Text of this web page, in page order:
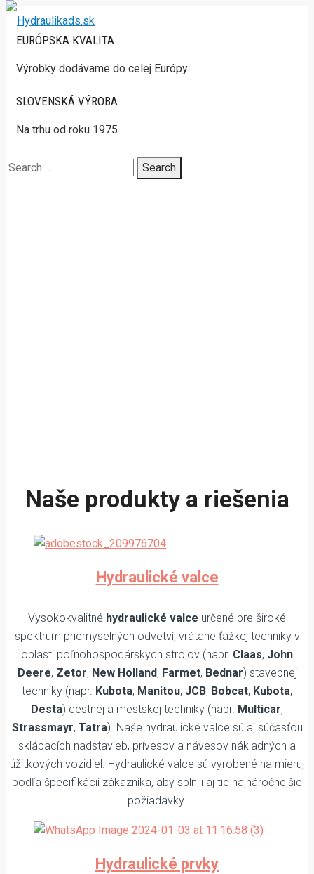
EURÓPSKA KVALITA
Výrobky dodávame do celej Európy
SLOVENSKÁ VÝROBA
Na trhu od roku 1975
Search
Naše produkty a riešenia
Hydraulické valce
Vysokokvalitné hydraulické valce určené pre široké
spektrum priemyselných odvetví, vrátane ťažkej techniky v
oblasti poľnohospodárskych strojov (napr. Claas, John
Deere, Zetor, New Holland, Farmet, Bednar) stavebnej
techniky (napr. Kubota, Manitou, JCB, Bobcat, Kubota,
Desta) cestnej a mestskej techniky (napr. Multicar,
Strassmayr, Tatra). Naše hydraulické valce sú aj súčasťou
sklápacích nadstavieb, prívesov a návesov nákladných a
úžitkových vozidiel. Hydraulické valce sú vyrobené na mieru,
podľa špecifikácií zákazníka, aby splnili aj tie najnáročnejšie
požiadavky.
Hydraulické prvky